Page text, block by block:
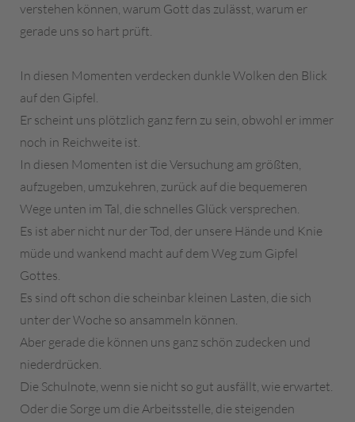
verstehen können, warum Gott das zulässt, warum er
gerade uns so hart prüft.
In diesen Momenten verdecken dunkle Wolken den Blick
auf den Gipfel.
Er scheint uns plötzlich ganz fern zu sein, obwohl er immer
noch in Reichweite ist.
In diesen Momenten ist die Versuchung am größten,
aufzugeben, umzukehren, zurück auf die bequemeren
Wege unten im Tal, die schnelles Glück versprechen.
Es ist aber nicht nur der Tod, der unsere Hände und Knie
müde und wankend macht auf dem Weg zum Gipfel
Gottes.
Es sind oft schon die scheinbar kleinen Lasten, die sich
unter der Woche so ansammeln können.
Aber gerade die können uns ganz schön zudecken und
niederdrücken.
Die Schulnote, wenn sie nicht so gut ausfällt, wie erwartet.
Oder die Sorge um die Arbeitsstelle, die steigenden